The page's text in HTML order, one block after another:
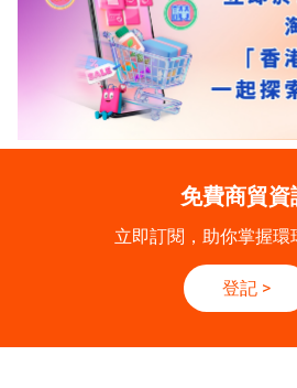
免費商貿資
立即訂閱，助你掌握環
登記 >